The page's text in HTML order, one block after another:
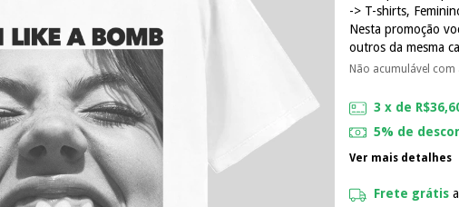
-> T-shirts,
Nesta promoção
outros da mesma
Não acumulável
3 x de
5% de
Ver mais detalhes
Frete grátis